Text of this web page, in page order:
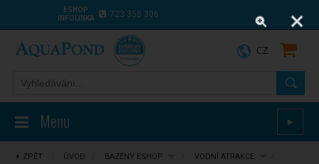
ESHOP
INFOLINKA
723 355 306
Menu ►
CZ
ZPĚT ÚVOD BAZÉNY ESHOP VODNÍ ATRAKCE